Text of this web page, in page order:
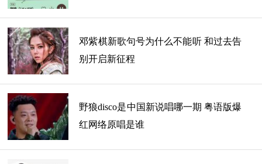
【哈林战队四强学员名单曝光】
根据网友们的爆料，庾澄庆战队四强的学员分别是
赵大格，张姝，童予硕，马吟吟，六强的学员是李文
豪、谭轩辕。学员比赛的歌单分别为：李文豪vs古振邦
《叶子》、段欣芮vs赵大格《亲密爱人》、张姝vs李文
慧《燕尾蝶》、王帝vs童予硕《表白》、曹景豪vs谭轩
辕《it's my life》、 舞思爱vs马吟吟《情人的眼泪》。
邓紫棋新歌句号为什么不能听 和过去告
别开启新征程
野狼disco是中国新说唱哪一期 粤语版爆
红网络原唱是谁